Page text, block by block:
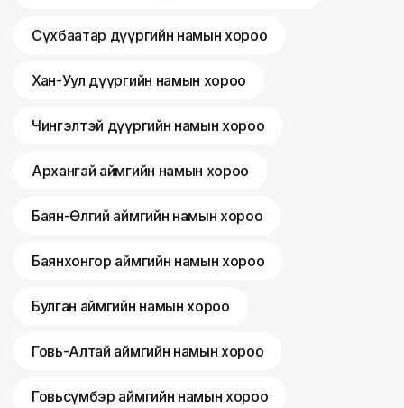
Сүхбаатар дүүргийн намын хороо
Хан-Уул дүүргийн намын хороо
Чингэлтэй дүүргийн намын хороо
Архангай аймгийн намын хороо
Баян-Өлгий аймгийн намын хороо
Баянхонгор аймгийн намын хороо
Булган аймгийн намын хороо
Говь-Алтай аймгийн намын хороо
Говьсүмбэр аймгийн намын хороо